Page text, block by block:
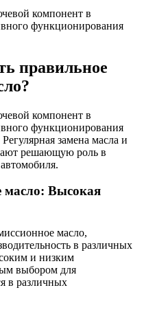
компонент в
функционирования
правильное
компонент в
функционирования
замена масла и
решающую роль в
масло: Высокая
масло,
в различных
и низким
выбором для
в различных